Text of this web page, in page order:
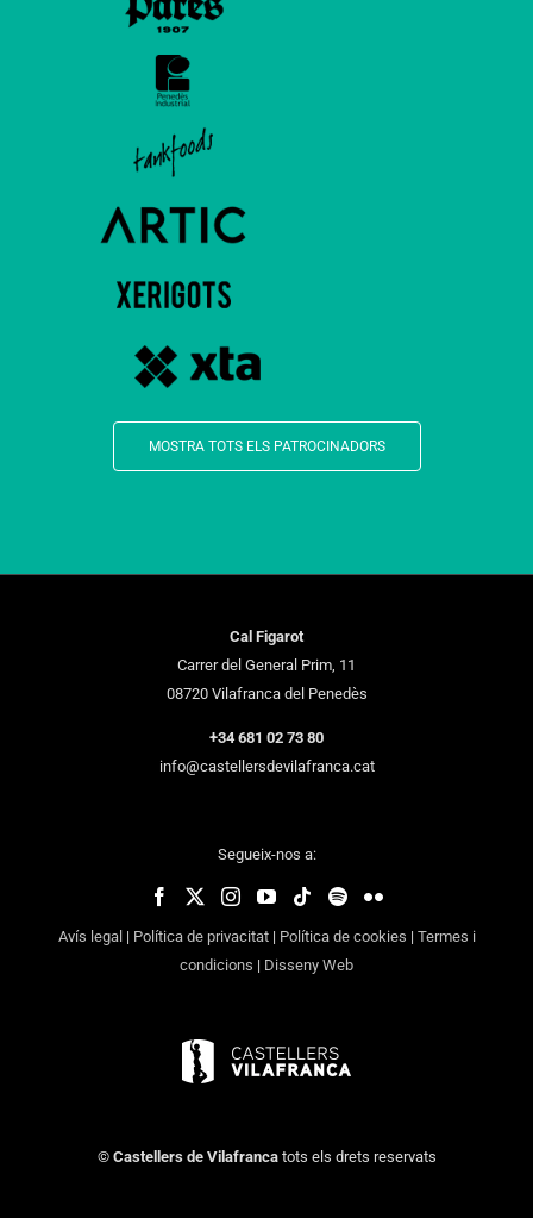
MOSTRA TOTS ELS PATROCINADORS
Cal Figarot
Carrer del General Prim, 11
08720 Vilafranca del Penedès
+34 681 02 73 80
info@castellersdevilafranca.cat
Segueix-nos a:
Avís legal | Política de privacitat| Política de cookies | Termes i
condicions | Disseny Web
© Castellers de Vilafrancatots els drets reservats